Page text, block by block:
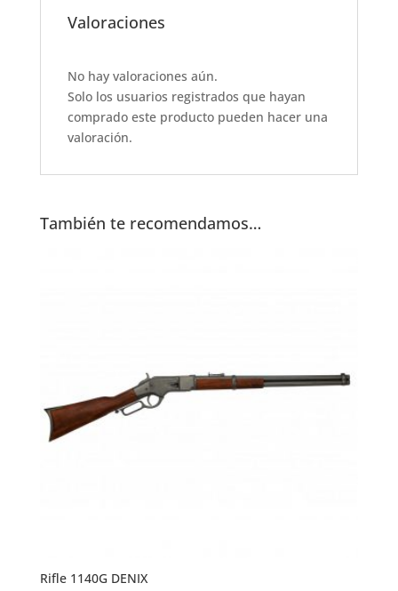
e
o
o
k
s
p
p
Valoraciones
No hay valoraciones aún.
Solo los usuarios registrados que hayan
comprado este producto pueden hacer una
valoración.
También te recomendamos…
Rifle 1140G DENIX